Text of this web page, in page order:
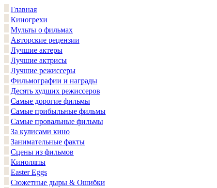
Главная
Киногрехи
Мульты о фильмах
Авторские рецензии
Лучшие актеры
Лучшие актрисы
Лучшие режиссеры
Фильмографии и награды
Десять худших режиссеров
Самые дорогие фильмы
Самые прибыльные фильмы
Самые провальные фильмы
За кулисами кино
Занимательные факты
Сцены из фильмов
Киноляпы
Easter Eggs
Сюжетные дыры & Ошибки